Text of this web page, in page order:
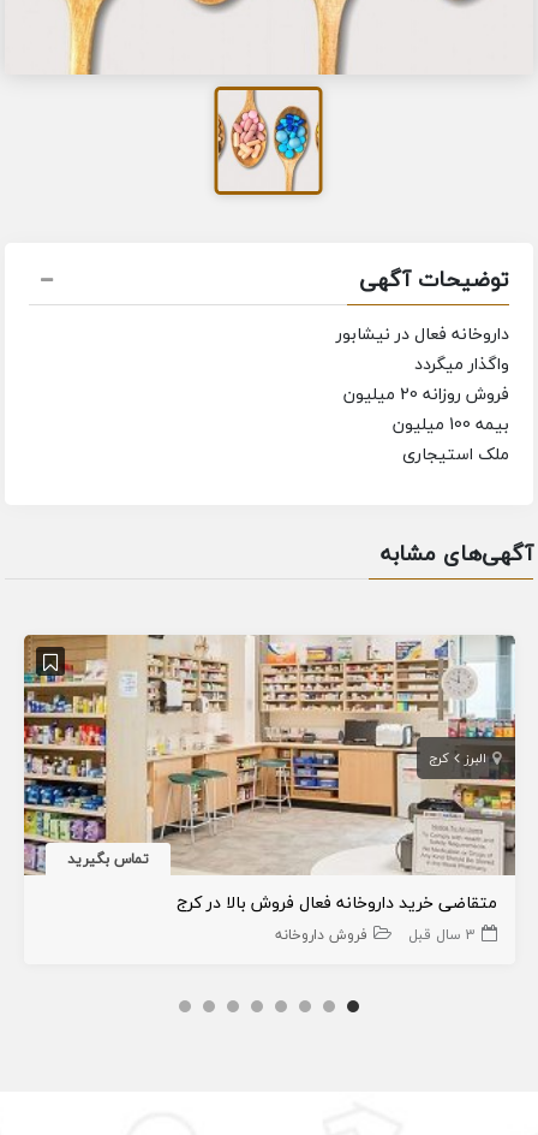
توضیحات آگهی
داروخانه فعال در نیشابور
واگذار میگردد
فروش روزانه 20 میلیون
بیمه 100 میلیون
ملک استیجاری
آگهی‌های مشابه
البرز کرج
تماس بگیرید
متقاضی خرید داروخانه فعال فروش بالا در کرج
3 سال قبل فروش داروخانه